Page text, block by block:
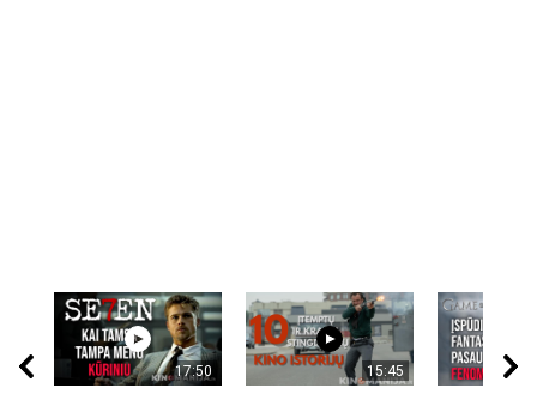
17:50 15:45